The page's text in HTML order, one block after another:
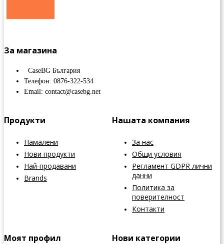
За магазина
CaseBG България
Телефон: 0876-322-534
Email: contact@casebg.net
Продукти
Намалени
Нови продукти
Най-продавани
Brands
Нашата компания
За нас
Общи условия
Регламент GDPR лични
данни
Политика за
поверителност
Контакти
Моят профил Нови категории